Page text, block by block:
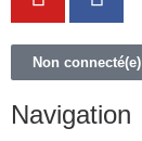
Non connecté(e)
Navigation